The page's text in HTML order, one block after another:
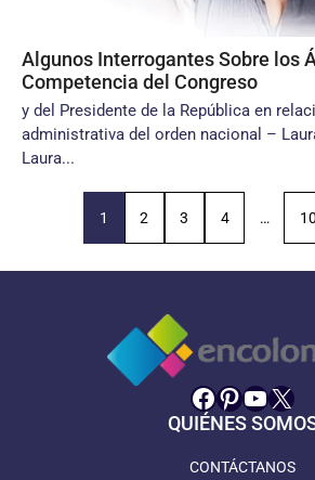
Algunos Interrogantes Sobre los
Competencia del Congreso
y del Presidente de la República en
administrativa del orden nacional –
Laura...
1 2 3 4 … 10
Facebook
Pinterest
X
QUIÉNES
CONTÁCTANOS